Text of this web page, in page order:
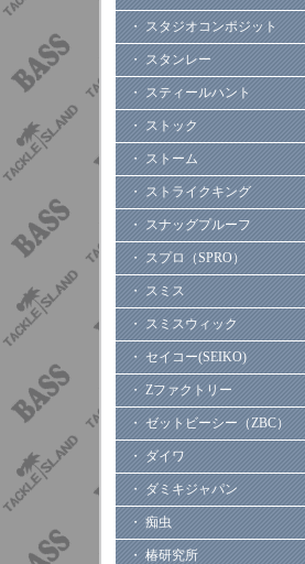
・ スタジオコンポジット
・ スタンレー
・ スティールハント
・ ストック
・ ストーム
・ ストライクキング
・ スナッグプルーフ
・ スプロ（SPRO）
・ スミス
・ スミスウィック
・ セイコー(SEIKO)
・ Zファクトリー
・ ゼットビーシー（ZBC）
・ ダイワ
・ ダミキジャパン
・ 痴虫
・ 椿研究所